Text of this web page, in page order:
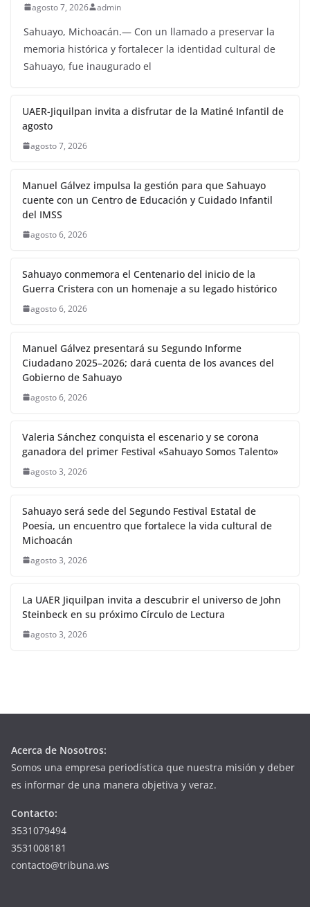
agosto 7, 2026 admin
Sahuayo, Michoacán.— Con un llamado a preservar la
memoria histórica y fortalecer la identidad cultural de
Sahuayo, fue inaugurado el
UAER-Jiquilpan invita a disfrutar de la Matiné Infantil de
agosto
agosto 7, 2026
Manuel Gálvez impulsa la gestión para que Sahuayo
cuente con un Centro de Educación y Cuidado Infantil
del IMSS
agosto 6, 2026
Sahuayo conmemora el Centenario del inicio de la
Guerra Cristera con un homenaje a su legado histórico
agosto 6, 2026
Manuel Gálvez presentará su Segundo Informe
Ciudadano 2025–2026; dará cuenta de los avances del
Gobierno de Sahuayo
agosto 6, 2026
Valeria Sánchez conquista el escenario y se corona
ganadora del primer Festival «Sahuayo Somos Talento»
agosto 3, 2026
Sahuayo será sede del Segundo Festival Estatal de
Poesía, un encuentro que fortalece la vida cultural de
Michoacán
agosto 3, 2026
La UAER Jiquilpan invita a descubrir el universo de John
Steinbeck en su próximo Círculo de Lectura
agosto 3, 2026
Acerca de Nosotros:
Somos una empresa periodística que nuestra misión y deber
es informar de una manera objetiva y veraz.
Contacto:
3531079494
3531008181
contacto@tribuna.ws